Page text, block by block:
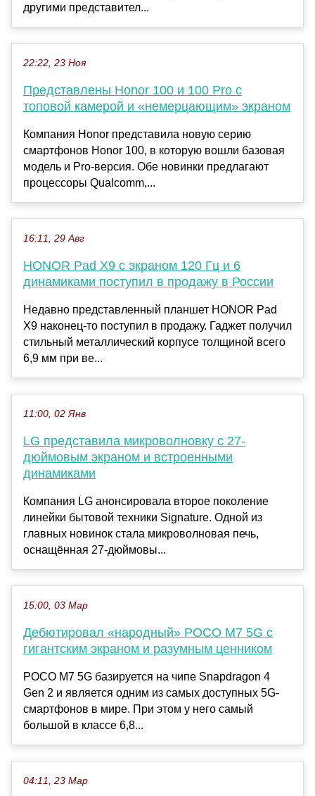
другими представител...
22:22, 23 Ноя
Представлены Honor 100 и 100 Pro с
топовой камерой и «немерцающим» экраном
Компания Honor представила новую серию
смартфонов Honor 100, в которую вошли базовая
модель и Pro-версия. Обе новинки предлагают
процессоры Qualcomm,...
16:11, 29 Авг
HONOR Pad X9 с экраном 120 Гц и 6
динамиками поступил в продажу в России
Недавно представленный планшет HONOR Pad
X9 наконец-то поступил в продажу. Гаджет получил
стильный металлический корпусе толщиной всего
6,9 мм при ве...
11:00, 02 Янв
LG представила микроволновку с 27-
дюймовым экраном и встроенными
динамиками
Компания LG анонсировала второе поколение
линейки бытовой техники Signature. Одной из
главных новинок стала микроволновая печь,
оснащённая 27-дюймовы...
15:00, 03 Мар
Дебютировал «народный» POCO M7 5G с
гигантским экраном и разумным ценником
POCO M7 5G базируется на чипе Snapdragon 4
Gen 2 и является одним из самых доступных 5G-
смартфонов в мире. При этом у него самый
большой в классе 6,8...
04:11, 23 Мар